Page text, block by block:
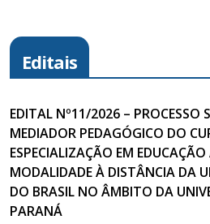
Editais
EDITAL Nº11/2026 – PROCESSO
MEDIADOR PEDAGÓGICO DO
ESPECIALIZAÇÃO EM
MODALIDADE À DISTÂNCIA DA
DO BRASIL NO ÂMBITO DA
PARANÁ